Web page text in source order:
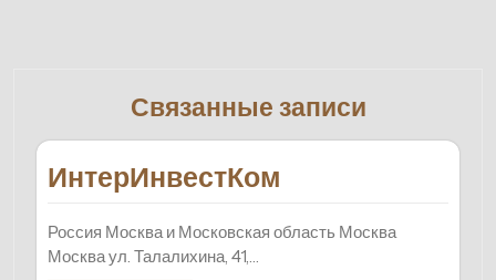
Связанные записи
ИнтерИнвестКом
Россия Москва и Московская область Москва
Москва ул. Талалихина, 41,…